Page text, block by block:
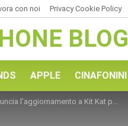
con noi Privacy Cookie Policy
BLOG
APPLE CINAFONINI
l’aggiornamento a Kit Kat per i vecchi dispositivi